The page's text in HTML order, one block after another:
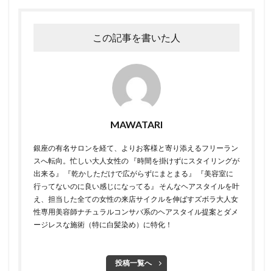
この記事を書いた人
MAWATARI
銀座の有名サロンを経て、よりお客様と寄り添えるフリーラン
スへ転向。 ​ 忙しい大人女性の 『時間を掛けずにスタイリングが
出来る』 『乾かしただけで広がらずにまとまる』 『美容室に
行ってないのに良い感じになってる』 そんなヘアスタイルを叶
え、担当した全ての女性の来店サイクルを伸ばすズボラ大人女
性専用美容師 ​ ​ナチュラルコンサバ系のヘアスタイル提案とダメ
ージレスな施術（特に白髪染め）に特化！
投稿一覧へ